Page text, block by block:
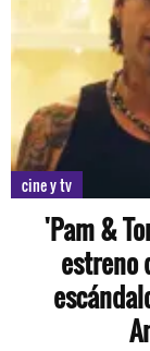
cine y tv
'Pam &
estreno